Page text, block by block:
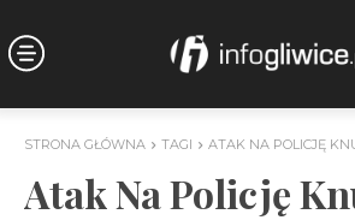
STRONA GŁÓWNA TAGI ATAK NA POLICJĘ
Atak Na Policję